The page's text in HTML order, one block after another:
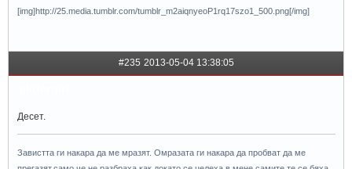
[img]http://25.media.tumblr.com/tumblr_m2aiqnyeoP1rq17szo1_500.png[/img]
#235 2013-05-04 13:38:05
Десет.
Завистта ги накара да ме мразят. Омразата ги накара да пробват да ме